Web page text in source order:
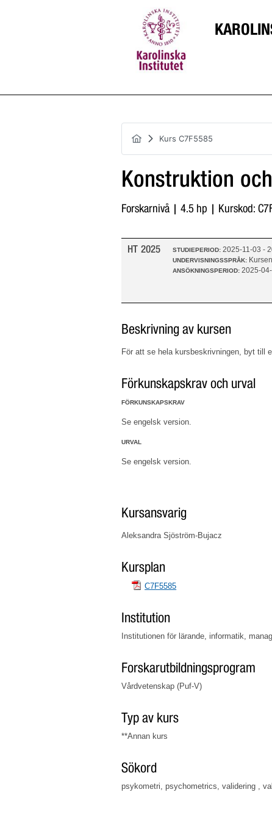
Kurs C7F5585
Konstruktion
Forskarnivå | 4.5 hp | Kurskod:
HT 2025 STUDIEPERIOD:2025-11-03 -
UNDERVISNINGSSPRÅK:
ANSÖKNINGSPERIOD:2025-
Beskrivning av kursen
För att se hela kursbeskrivningen, byt till
Förkunskapskrav och urval
FÖRKUNSKAPSKRAV
Se engelsk version.
URVAL
Se engelsk version.
Kursansvarig
Aleksandra Sjöström-Bujacz
Kursplan
C7F5585
Institution
Institutionen för lärande, informatik,
Forskarutbildningsprogram
Vårdvetenskap (Puf-V)
Typ av kurs
**Annan kurs
Sökord
psykometri, psychometrics, validering ,